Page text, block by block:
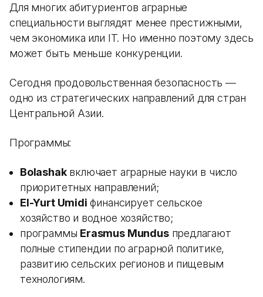
Для многих абитуриентов аграрные
специальности выглядят менее престижными,
чем экономика или IT. Но именно поэтому здесь
может быть меньше конкуренции.
Сегодня продовольственная безопасность —
одно из стратегических направлений для стран
Центральной Азии.
Программы:
Bolashakвключает аграрные науки в число
приоритетных направлений;
El-Yurt Umidi финансирует сельское
хозяйство и водное хозяйство;
программы Erasmus Mundusпредлагают
полные стипендии по аграрной политике,
развитию сельских регионов и пищевым
технологиям.